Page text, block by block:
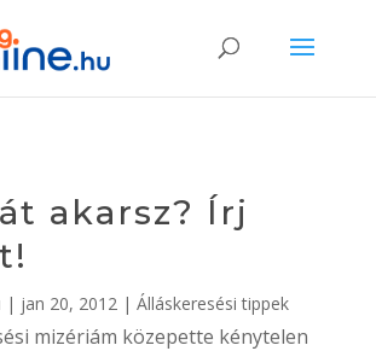
akarsz? Írj
| jan 20, 2012| Álláskeresési tippek
mizériám közepette kénytelen